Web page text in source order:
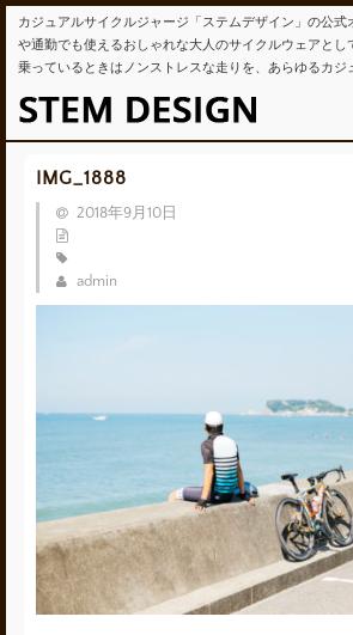
カジュアルサイクルジャージ「ステムデザイン」の公式
や通勤でも使えるおしゃれな大人のサイクルウェアとし
乗っているときはノンストレスな走りを、あらゆるカジ
IMG_1888
2018年9月10日
admin